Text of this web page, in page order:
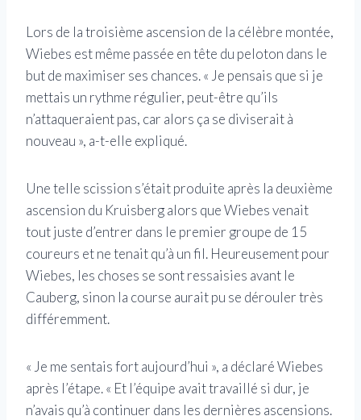
Lors de la troisième ascension de la célèbre montée,
Wiebes est même passée en tête du peloton dans le
but de maximiser ses chances. « Je pensais que si je
mettais un rythme régulier, peut-être qu’ils
n’attaqueraient pas, car alors ça se diviserait à
nouveau », a-t-elle expliqué.
Une telle scission s’était produite après la deuxième
ascension du Kruisberg alors que Wiebes venait
tout juste d’entrer dans le premier groupe de 15
coureurs et ne tenait qu’à un fil. Heureusement pour
Wiebes, les choses se sont ressaisies avant le
Cauberg, sinon la course aurait pu se dérouler très
différemment.
« Je me sentais fort aujourd’hui », a déclaré Wiebes
après l’étape. « Et l’équipe avait travaillé si dur, je
n’avais qu’à continuer dans les dernières ascensions.